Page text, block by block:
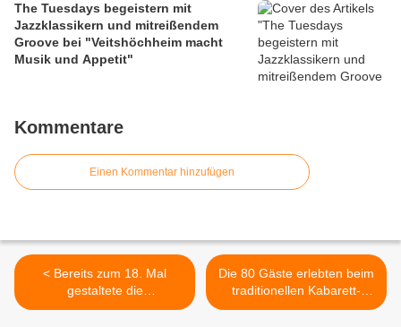
The Tuesdays begeistern mit
Jazzklassikern und mitreißendem
Groove bei "Veitshöchheim macht
Musik und Appetit"
Kommentare
Einen Kommentar hinzufügen
< Bereits zum 18. Mal
gestaltete die
Tanzsportgarde
Die 80 Gäste erlebten beim
traditionellen Kabarett-
Abend der UWG im